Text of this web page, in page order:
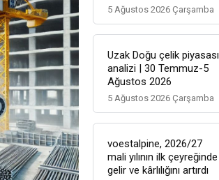
5 Ağustos 2026 Çarşamba
Uzak Doğu çelik piyasası
analizi | 30 Temmuz-5
Ağustos 2026
5 Ağustos 2026 Çarşamba
voestalpine, 2026/27
mali yılının ilk çeyreğinde
gelir ve kârlılığını artırdı